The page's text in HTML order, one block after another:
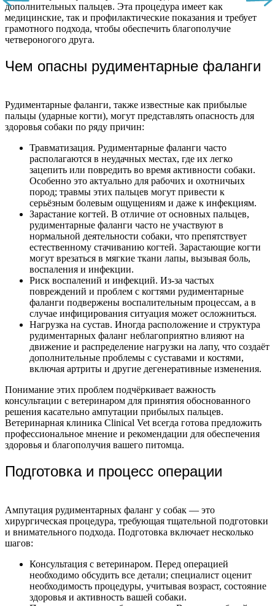
дополнительных пальцев. Эта процедура имеет как
медицинские, так и профилактические показания и требует
грамотного подхода, чтобы обеспечить благополучие
четвероногого друга.
Чем опасны рудиментарные фаланги
Рудиментарные фаланги, также известные как прибылые
пальцы (ударные когти), могут представлять опасность для
здоровья собаки по ряду причин:
Травматизация. Рудиментарные фаланги часто
располагаются в неудачных местах, где их легко
зацепить или повредить во время активности собаки.
Особенно это актуально для рабочих и охотничьих
пород; травмы этих пальцев могут привести к
серьёзным болевым ощущениям и даже к инфекциям.
Зарастание когтей. В отличие от основных пальцев,
рудиментарные фаланги часто не участвуют в
нормальной деятельности собаки, что препятствует
естественному стачиванию когтей. Зарастающие когти
могут врезаться в мягкие ткани лапы, вызывая боль,
воспаления и инфекции.
Риск воспалений и инфекций. Из-за частых
повреждений и проблем с когтями рудиментарные
фаланги подвержены воспалительным процессам, а в
случае инфицирования ситуация может осложниться.
Нагрузка на сустав. Иногда расположение и структура
рудиментарных фаланг неблагоприятно влияют на
движение и распределение нагрузки на лапу, что создаёт
дополнительные проблемы с суставами и костями,
включая артриты и другие дегенеративные изменения.
Понимание этих проблем подчёркивает важность
консультации с ветеринаром для принятия обоснованного
решения касательно ампутации прибылых пальцев.
Ветеринарная клиника Clinical Vet всегда готова предложить
профессиональное мнение и рекомендации для обеспечения
здоровья и благополучия вашего питомца.
Подготовка и процесс операции
Ампутация рудиментарных фаланг у собак — это
хирургическая процедура, требующая тщательной подготовки
и внимательного подхода. Подготовка включает несколько
шагов:
Консультация с ветеринаром. Перед операцией
необходимо обсудить все детали; специалист оценит
необходимость процедуры, учитывая возраст, состояние
здоровья и активность вашей собаки.